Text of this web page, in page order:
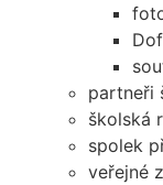
partneři
školská
spolek
veřejné